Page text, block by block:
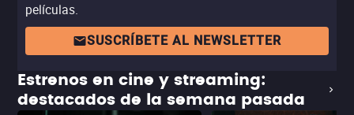
películas.
SUSCRÍBETE AL NEWSLETTER
Estrenos en cine y streaming:
destacados de la semana pasada